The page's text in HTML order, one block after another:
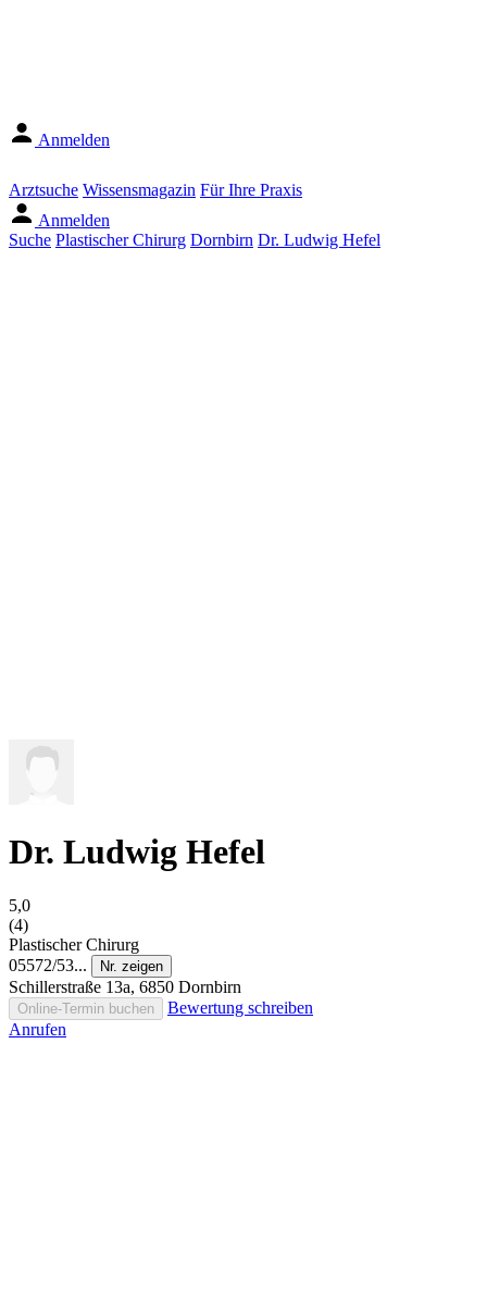
Anmelden
Arztsuche Wissensmagazin Für Ihre Praxis
Anmelden
Suche Plastischer Chirurg Dornbirn Dr. Ludwig Hefel
Dr. Ludwig Hefel
5,0
(4)
Plastischer Chirurg
05572/53...
Nr. zeigen
Schillerstraße 13a, 6850 Dornbirn
Online-Termin buchen
Bewertung schreiben
Anrufen